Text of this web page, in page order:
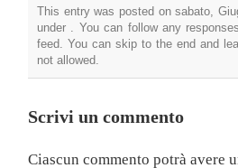
This entry was posted on sabato,
under . You can follow any
feed. You can skip to the end and
not allowed.
Scrivi un commento
Ciascun commento potrà avere